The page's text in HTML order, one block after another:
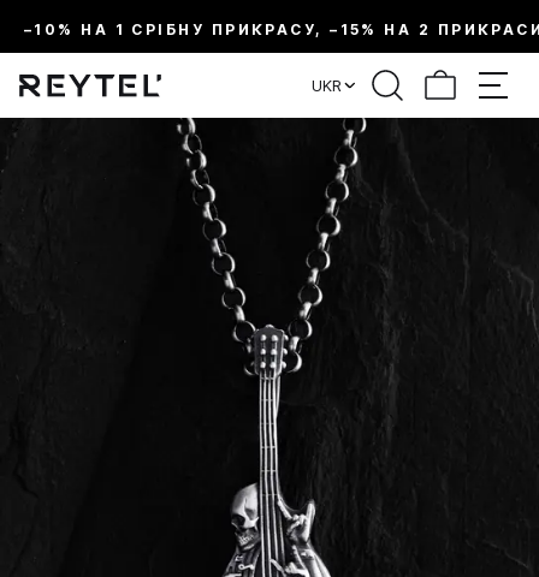
–10% НА 1 СРІБНУ ПРИКРАСУ, –15% НА 2
UKR